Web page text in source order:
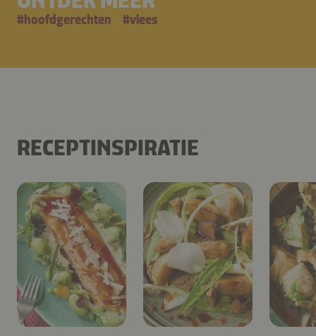
#hoofdgerechten #vlees
RECEPTINSPIRATIE